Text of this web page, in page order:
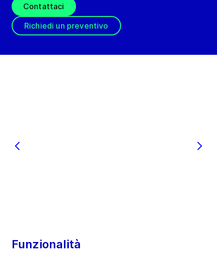
Contattaci
Richiedi un preventivo
Funzionalità